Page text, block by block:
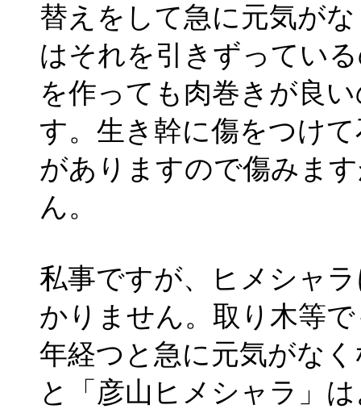
替えをして急に元気が
はそれを引きずってい
を作っても肉巻きが良
す。生き幹に傷をつけ
がありますので傷みま
ん。
私事ですが、ヒメシャ
かりません。取り木等
年経つと急に元気がな
と「彦山ヒメシャラ」